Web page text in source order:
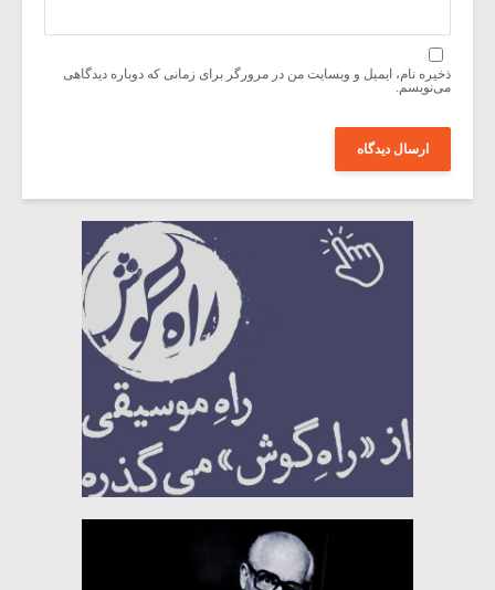
ذخیره نام، ایمیل و وبسایت من در مرورگر برای زمانی که دوباره دیدگاهی
می‌نویسم.